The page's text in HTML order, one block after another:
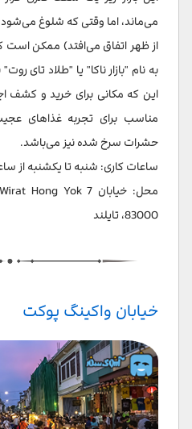
از ظهر اتفاق می‌افتد) ممکن است
به نام "بازار ناکا" یا "طلاد تای
این که مکانی برای خرید و
مناسب برای تجربه غذاهای
حشرات سرخ شده نیز می‌باشد.
ساعات کاری: شنبه تا یکشنبه از ساعت 4 بعد از ظهر تا
83000، تایلند
خیابان واکینگ پوکت